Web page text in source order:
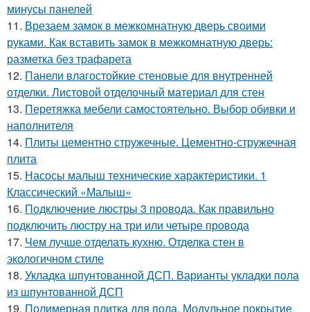
минусы панелей
11. Врезаем замок в межкомнатную дверь своими
руками. Как вставить замок в межкомнатную дверь:
разметка без трафарета
12. Панели влагостойкие стеновые для внутренней
отделки. Листовой отделочный материал для стен
13. Перетяжка мебели самостоятельно. Выбор обивки и
наполнителя
14. Плиты цементно стружечные. Цементно-стружечная
плита
15. Насосы малыш технические характеристики. 1
Классический «Малыш»
16. Подключение люстры 3 провода. Как правильно
подключить люстру на три или четыре провода
17. Чем лучше отделать кухню. Отделка стен в
экологичном стиле
18. Укладка шпунтованной ДСП. Варианты укладки пола
из шпунтованной ДСП
19. Полимерная плитка для пола. Модульное покрытие